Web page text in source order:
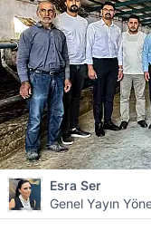
Esra Ser
Genel Yayın